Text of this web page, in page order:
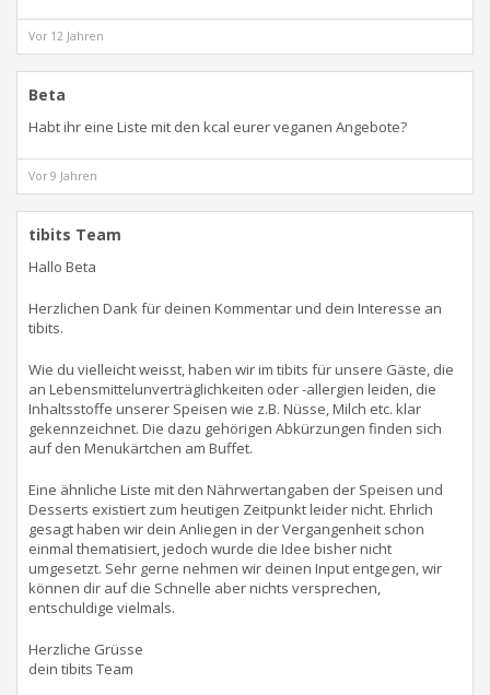
Vor 12 Jahren
Beta
Habt ihr eine Liste mit den kcal eurer veganen Angebote?
Vor 9 Jahren
tibits Team
Hallo Beta
Herzlichen Dank für deinen Kommentar und dein Interesse an
tibits.
Wie du vielleicht weisst, haben wir im tibits für unsere Gäste, die
an Lebensmittelunverträglichkeiten oder -allergien leiden, die
Inhaltsstoffe unserer Speisen wie z.B. Nüsse, Milch etc. klar
gekennzeichnet. Die dazu gehörigen Abkürzungen finden sich
auf den Menukärtchen am Buffet.
Eine ähnliche Liste mit den Nährwertangaben der Speisen und
Desserts existiert zum heutigen Zeitpunkt leider nicht. Ehrlich
gesagt haben wir dein Anliegen in der Vergangenheit schon
einmal thematisiert, jedoch wurde die Idee bisher nicht
umgesetzt. Sehr gerne nehmen wir deinen Input entgegen, wir
können dir auf die Schnelle aber nichts versprechen,
entschuldige vielmals.
Herzliche Grüsse
dein tibits Team